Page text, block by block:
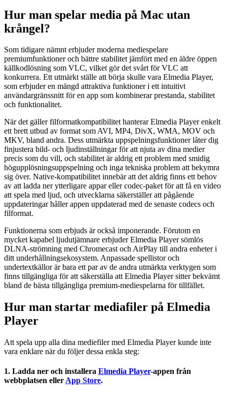
Hur man spelar media på Mac utan
krångel?
Som tidigare nämnt erbjuder moderna mediespelare
premiumfunktioner och bättre stabilitet jämfört med en äldre öppen
källkodlösning som VLC, vilket gör det svårt för VLC att
konkurrera. Ett utmärkt ställe att börja skulle vara Elmedia Player,
som erbjuder en mängd attraktiva funktioner i ett intuitivt
användargränssnitt för en app som kombinerar prestanda, stabilitet
och funktionalitet.
När det gäller filformatkompatibilitet hanterar Elmedia Player enkelt
ett brett utbud av format som AVI, MP4, DivX, WMA, MOV och
MKV, bland andra. Dess utmärkta uppspelningsfunktioner låter dig
finjustera bild- och ljudinställningar för att njuta av dina medier
precis som du vill, och stabilitet är aldrig ett problem med smidig
högupplösningsuppspelning och inga tekniska problem att bekymra
sig över. Native-kompatibilitet innebär att det aldrig finns ett behov
av att ladda ner ytterligare appar eller codec-paket för att få en video
att spela med ljud, och utvecklarna säkerställer att pågående
uppdateringar håller appen uppdaterad med de senaste codecs och
filformat.
Funktionerna som erbjuds är också imponerande. Förutom en
mycket kapabel ljudutjämnare erbjuder Elmedia Player sömlös
DLNA-strömning med Chromecast och AirPlay till andra enheter i
ditt underhållningsekosystem. Anpassade spellistor och
undertextkällor är bara ett par av de andra utmärkta verktygen som
finns tillgängliga för att säkerställa att Elmedia Player sitter bekvämt
bland de bästa tillgängliga premium-mediespelarna för tillfället.
Hur man startar mediafiler på Elmedia
Player
Att spela upp alla dina mediefiler med Elmedia Player kunde inte
vara enklare när du följer dessa enkla steg:
1. Ladda ner och installera Elmedia Player-appen från
webbplatsen ellerApp Store.